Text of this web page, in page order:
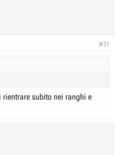
#21
subito nei ranghi e